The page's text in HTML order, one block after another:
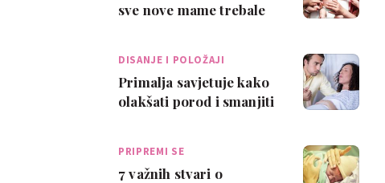
sve nove mame trebale
DISANJE I POLOŽAJI
Primalja savjetuje kako
olakšati porod i smanjiti
PRIPREMI SE
7 važnih stvari o